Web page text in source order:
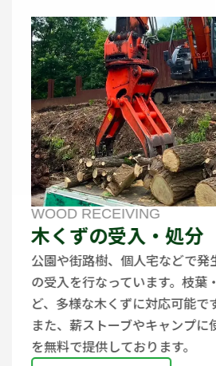
WOOD RECEIVING
木くずの受入・処分
公園や街路樹、個人宅などで
の受入を行なっています。枝葉
ど、多様な木くずに対応可能で
また、薪ストーブやキャンプ
を無料で提供しております。